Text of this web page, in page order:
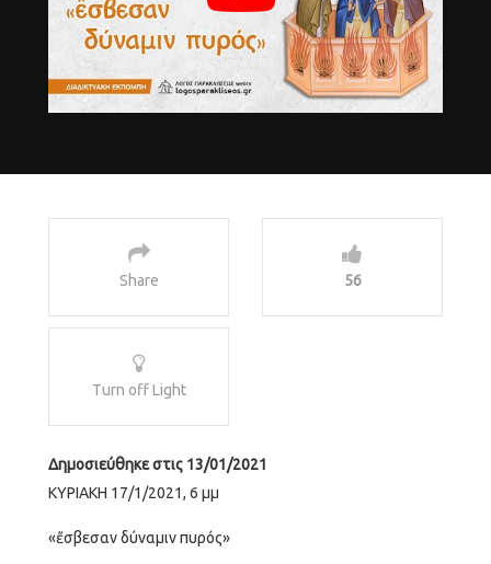
Share 56
Turn off Light
Δημοσιεύθηκε στις 13/01/2021
ΚΥΡΙΑΚΗ 17/1/2021, 6 μμ
«ἔσβεσαν δύναμιν πυρός»